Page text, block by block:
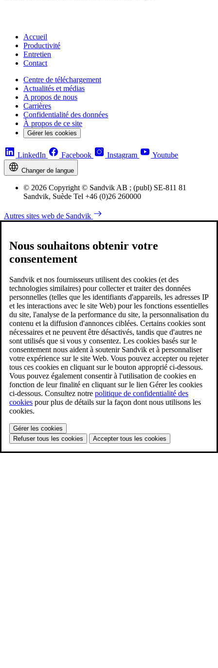
Accueil
Productivité
Entretien
Contact
Centre de téléchargement
Actualités et médias
A propos de nous
Carrières
Confidentialité des données
À propos de ce site
Gérer les cookies
LinkedIn Facebook Instagram Youtube
Changer de langue
© 2026 Copyright © Sandvik AB ; (publ) SE-811 81
Sandvik, Suède Tel +46 (0)26 260000
Autres sites web de Sandvik
Nous souhaitons obtenir votre
consentement
Sandvik et nos fournisseurs utilisent des cookies (et des
technologies similaires) pour collecter et traiter des données
personnelles (telles que les identifiants d'appareils, les adresses IP
et les interactions avec le site Web) pour les fonctions essentielles
du site, l'analyse de la performance du site, la personnalisation du
contenu et la diffusion d'annonces ciblées. Certains cookies sont
nécessaires et ne peuvent être désactivés, tandis que d'autres ne
sont utilisés que si vous y consentez. Les cookies basés sur le
consentement nous aident à soutenir Sandvik et à personnaliser
votre expérience sur le site Web. Vous pouvez accepter ou rejeter
tous ces cookies en cliquant sur le bouton approprié ci-dessous.
Vous pouvez également consentir à l'utilisation de cookies en
fonction de leur finalité en cliquant sur le lien Gérer les cookies
ci-dessous. Consultez notre politique de confidentialité des
cookies pour plus de détails sur la façon dont nous utilisons les
cookies.
Gérer les cookies
Refuser tous les cookies
Accepter tous les cookies